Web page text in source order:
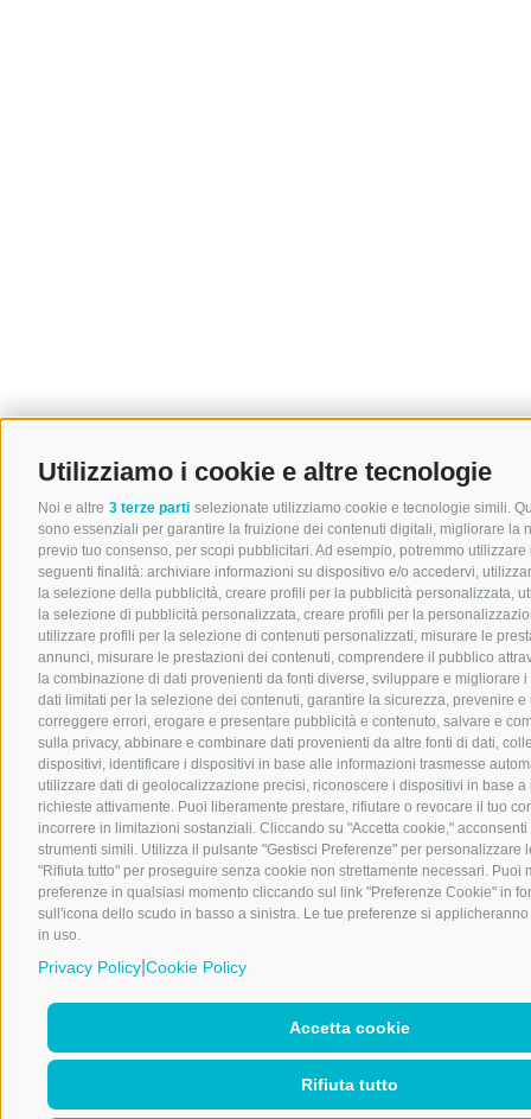
Utilizziamo i cookie e altre tecnologie
Noi e altre 3 terze parti selezionate utilizziamo cookie e tecnologie simili.
sono essenziali per garantire la fruizione dei contenuti digitali, migliorare la
previo tuo consenso, per scopi pubblicitari. Ad esempio, potremmo utilizzare
seguenti finalità: archiviare informazioni su dispositivo e/o accedervi,
la selezione della pubblicità, creare profili per la pubblicità personalizzata,
la selezione di pubblicità personalizzata, creare profili per la
utilizzare profili per la selezione di contenuti personalizzati, misurare le
annunci, misurare le prestazioni dei contenuti, comprendere il pubblico
la combinazione di dati provenienti da fonti diverse, sviluppare e migliorare
dati limitati per la selezione dei contenuti, garantire la sicurezza, prevenire e
correggere errori, erogare e presentare pubblicità e contenuto, salvare e
sulla privacy, abbinare e combinare dati provenienti da altre fonti di dati,
dispositivi, identificare i dispositivi in base alle informazioni trasmesse
utilizzare dati di geolocalizzazione precisi, riconoscere i dispositivi in base a
richieste attivamente. Puoi liberamente prestare, rifiutare o revocare il tuo
incorrere in limitazioni sostanziali. Cliccando su "Accetta cookie,"
strumenti simili. Utilizza il pulsante "Gestisci Preferenze" per personalizzare
"Rifiuta tutto" per proseguire senza cookie non strettamente necessari. Puoi
preferenze in qualsiasi momento cliccando sul link "Preferenze Cookie" in
sull'icona dello scudo in basso a sinistra. Le tue preferenze si
in uso.
Privacy Policy Cookie Policy
Accetta cookie
Rifiuta tutto